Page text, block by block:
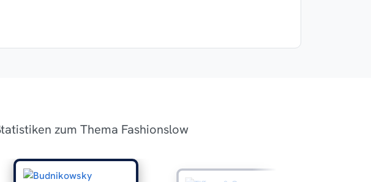
zum Thema Fashionslow